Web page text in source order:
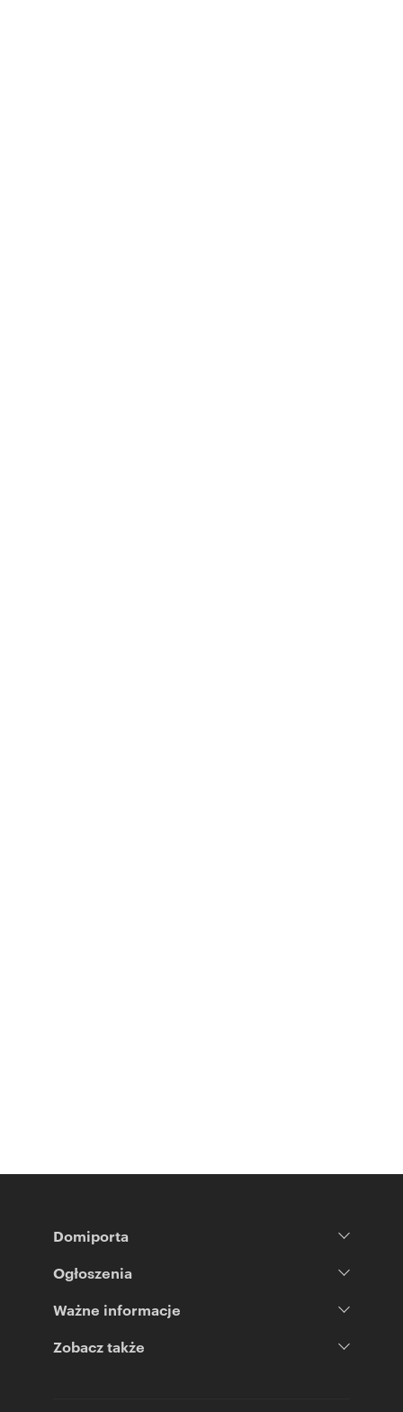
Domiporta
Ogłoszenia
Ważne informacje
Zobacz także